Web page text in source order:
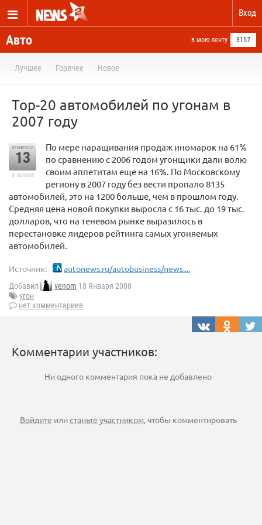
Вход
Авто в мою ленту 3157
Лучшее Горячее Новое
Top-20 автомобилей по угонам в
2007 году
отметили
13
в архиве
По мере наращивания продаж иномарок на 61%
по сравнению с 2006 годом угонщики дали волю
своим аппетитам еще на 16%. По Московскому
региону в 2007 году без вести пропало 8135
автомобилей, это на 1200 больше, чем в прошлом году.
Средняя цена новой покупки выросла с 16 тыс. до 19 тыс.
долларов, что на теневом рынке выразилось в
перестановке лидеров рейтинга самых угоняемых
автомобилей.
Источник: autonews.ru/autobusiness/news....
Добавил venom 18 Января 2008
угон
нет комментариев
Комментарии участников:
Ни одного комментария пока не добавлено
Войдите илистаньте участником, чтобы комментировать